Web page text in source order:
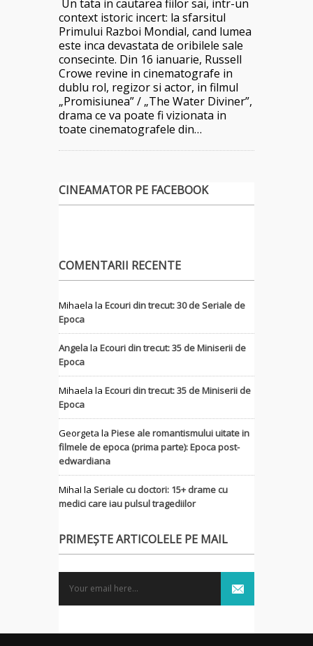
Un tata in cautarea fiilor sai, intr-un
context istoric incert: la sfarsitul
Primului Razboi Mondial, cand lumea
este inca devastata de oribilele sale
consecinte. Din 16 ianuarie, Russell
Crowe revine in cinematografe in
dublu rol, regizor si actor, in filmul
„Promisiunea” / „The Water Diviner”,
drama ce va poate fi vizionata in
toate cinematografele din…
CINEAMATOR PE FACEBOOK
COMENTARII RECENTE
Mihaela la Ecouri din trecut: 30 de Seriale de
Epoca
Angelala Ecouri din trecut: 35 de Miniserii de
Epoca
Mihaela la Ecouri din trecut: 35 de Miniserii de
Epoca
Georgeta la Piese ale romantismului uitate in
filmele de epoca (prima parte): Epoca post-
edwardiana
MihaI la Seriale cu doctori: 15+ drame cu
medici care iau pulsul tragediilor
PRIMEȘTE ARTICOLELE PE MAIL